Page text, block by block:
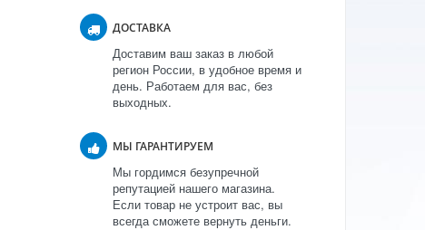
ДОСТАВКА
Доставим ваш заказ в любой
регион России, в удобное время и
день. Работаем для вас, без
выходных.
МЫ ГАРАНТИРУЕМ
Мы гордимся безупречной
репутацией нашего магазина.
Если товар не устроит вас, вы
всегда сможете вернуть деньги.